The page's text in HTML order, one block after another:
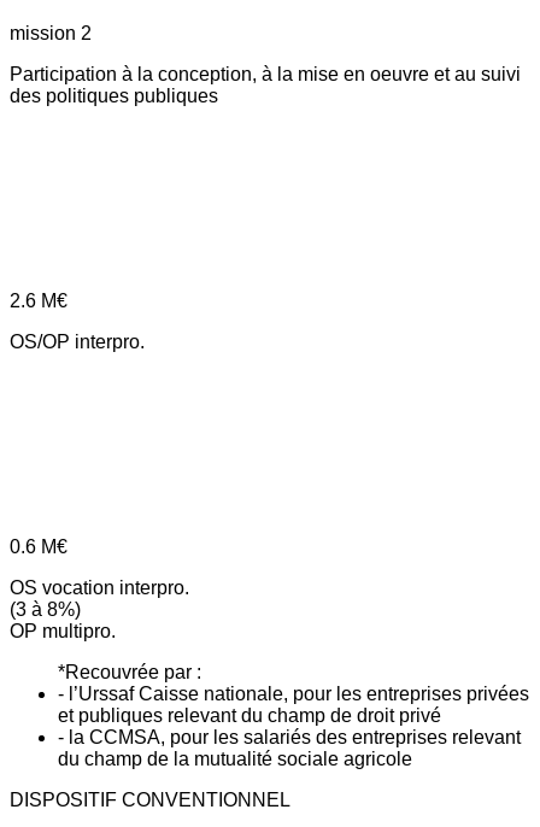
mission 2
Participation à la conception, à la mise en oeuvre et au suivi
des politiques publiques
2.6 M€
OS/OP interpro.
0.6 M€
OS vocation interpro.
(3 à 8%)
OP multipro.
*Recouvrée par :
- l’Urssaf Caisse nationale, pour les entreprises privées
et publiques relevant du champ de droit privé
- la CCMSA, pour les salariés des entreprises relevant
du champ de la mutualité sociale agricole
DISPOSITIF CONVENTIONNEL